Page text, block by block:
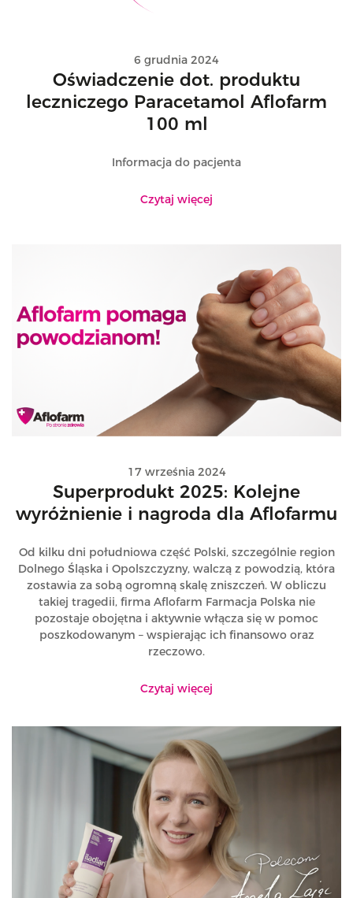
6 grudnia 2024
Oświadczenie dot. produktu
leczniczego Paracetamol Aflofarm
100 ml
Informacja do pacjenta
Czytaj więcej
17 września 2024
Superprodukt 2025: Kolejne
wyróżnienie i nagroda dla Aflofarmu
Od kilku dni południowa część Polski, szczególnie region
Dolnego Śląska i Opolszczyzny, walczą z powodzią, która
zostawia za sobą ogromną skalę zniszczeń. W obliczu
takiej tragedii, firma Aflofarm Farmacja Polska nie
pozostaje obojętna i aktywnie włącza się w pomoc
poszkodowanym – wspierając ich finansowo oraz
rzeczowo.
Czytaj więcej